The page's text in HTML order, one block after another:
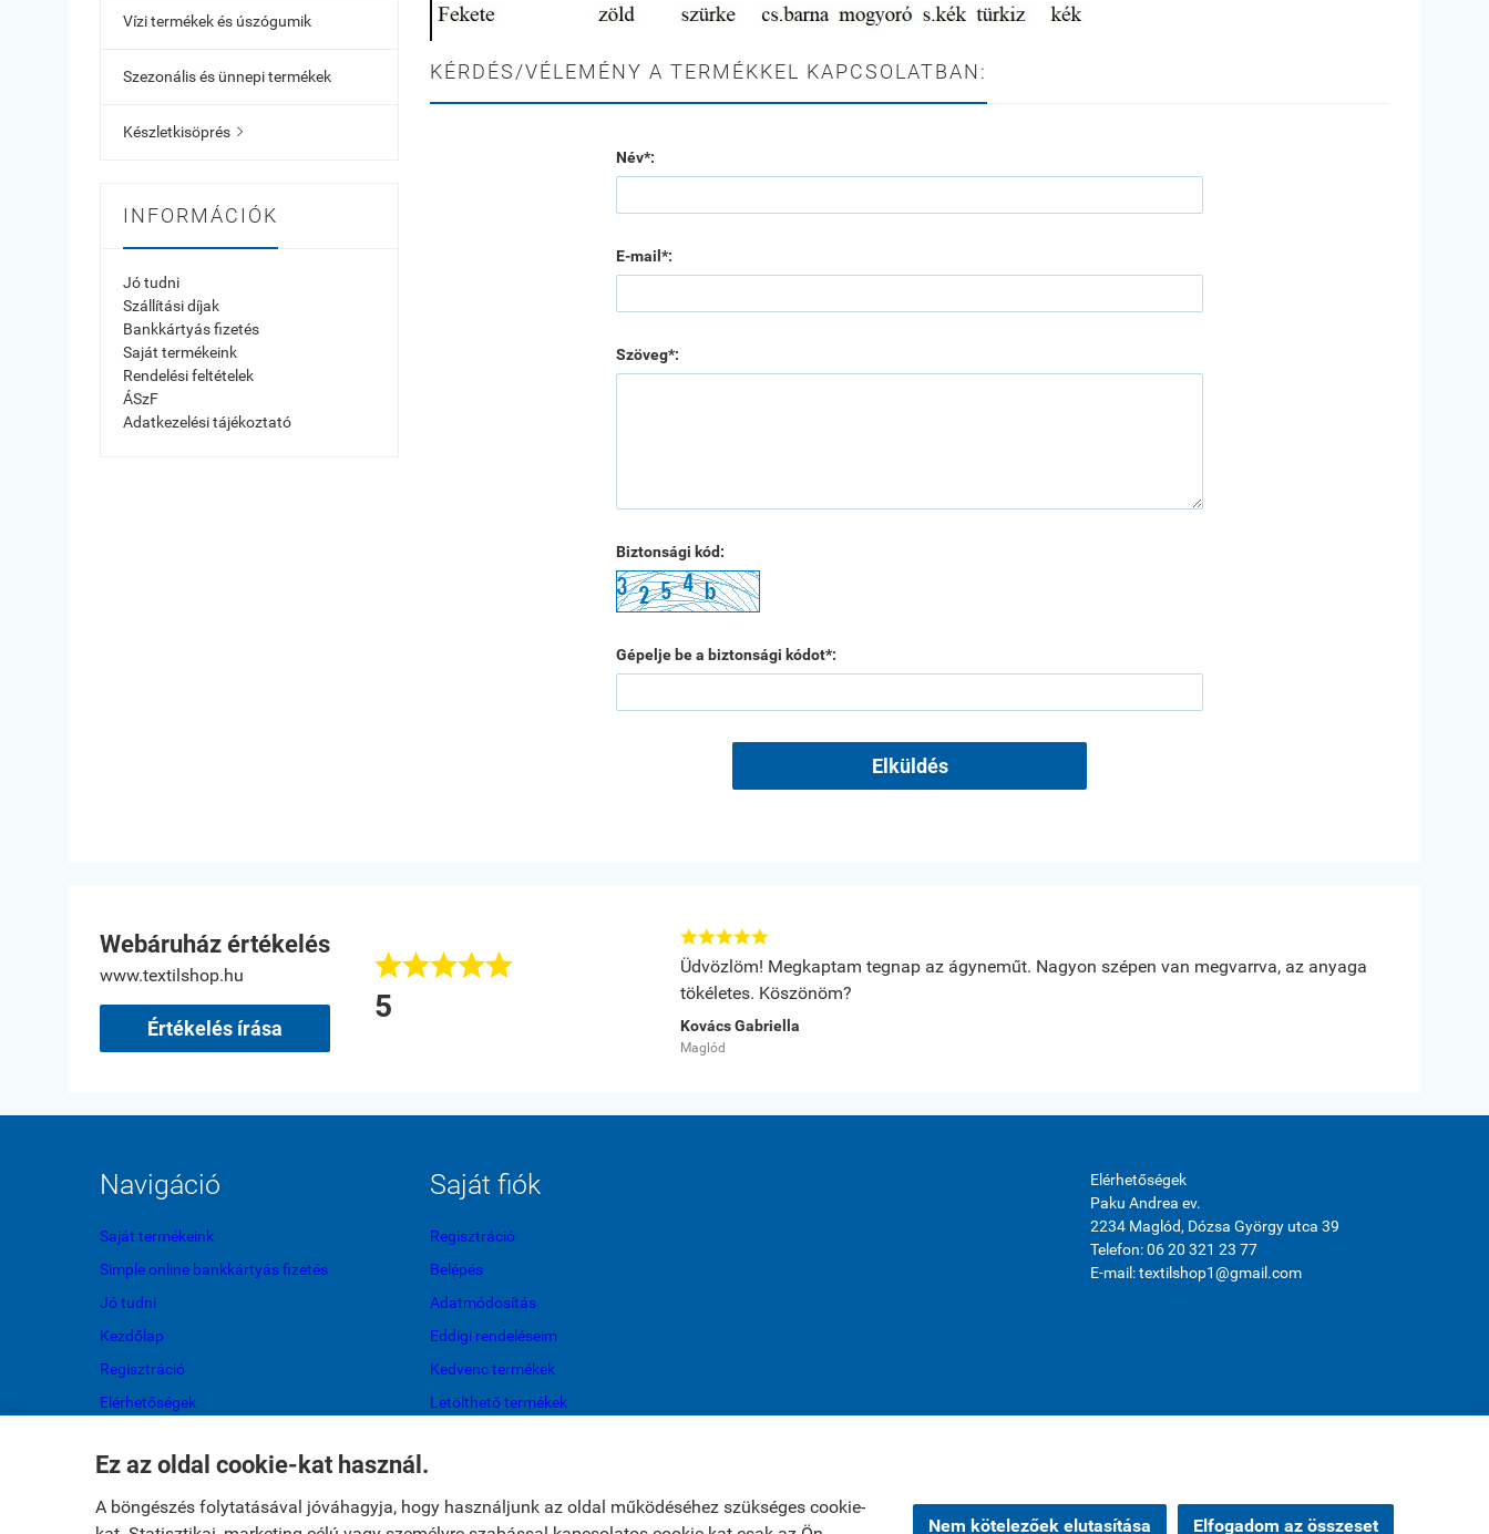
Ez az oldal cookie-kat használ.
A böngészés folytatásával jóváhagyja, hogy használjunk az oldal működéséhez szükséges cookie-
Nem kötelezőek elutasítása Elfogadom az összeset
Vízi termékek és úszógumik
Szezonális és ünnepi termékek
Készletkisöprés 
INFORMÁCIÓK
Jó tudni
Szállítási díjak
Bankkártyás fizetés
Saját termékeink
Rendelési feltételek
ÁSzF
Adatkezelési tájékoztató
KÉRDÉS/VÉLEMÉNY A TERMÉKKEL KAPCSOLATBAN:
Név*:
E-mail*:
Szöveg*:
Biztonsági kód:
Gépelje be a biztonsági kódot*:
Elküldés
Webáruház értékelés
www.textilshop.hu
Értékelés írása

5
minüsége jó és fizetési felrétel rufalmas.

Üdvözlöm! Megkaptam tegnap az ágyneműt. Nagyon szépen van megvarrva, az anyaga
tökéletes. Köszönöm?
Kovács Gabriella
Maglód
Navigáció
Saját termékeink
Simple online bankkártyás fizetés
Jó tudni
Kezdőlap
Regisztráció
Elérhetőségek
Elállok a szerződéstől
Saját fiók
Regisztráció
Belépés
Adatmódosítás
Eddigi rendeléseim
Kedvenc termékek
Letölthető termékek
Elérhetőségek
Paku Andrea ev.
2234 Maglód, Dózsa György utca 39
Telefon: 06 20 321 23 77
E-mail: textilshop1@gmail.com